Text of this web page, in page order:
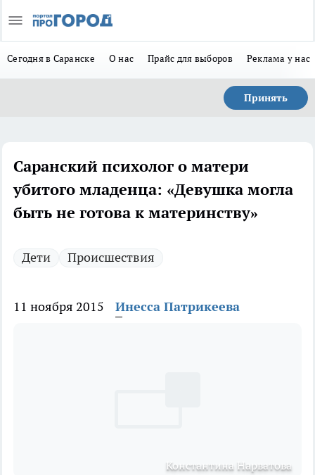
Сегодня в Саранске О нас Прайс для выборов Реклама у нас
Принять
Саранский психолог о матери
убитого младенца: «Девушка могла
быть не готова к материнству»
Дети Происшествия
11 ноября 2015 Инесса Патрикеева
Константина Нарватова